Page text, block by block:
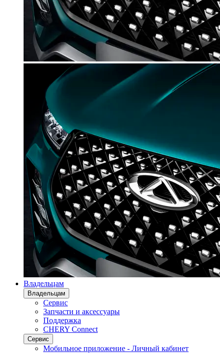
Владельцам
Владельцам
Сервис
Запчасти и аксессуары
Поддержка
CHERY Connect
Сервис
Мобильное приложение - Личный кабинет